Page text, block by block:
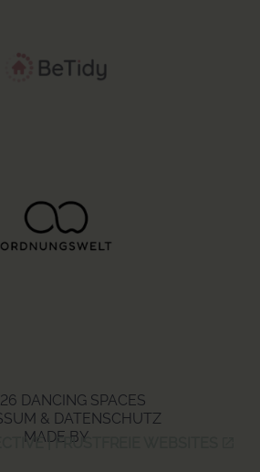
DANCING SPACES
& DATENSCHUTZ
MADE BY
| FRUSTFREIE WEBSITES